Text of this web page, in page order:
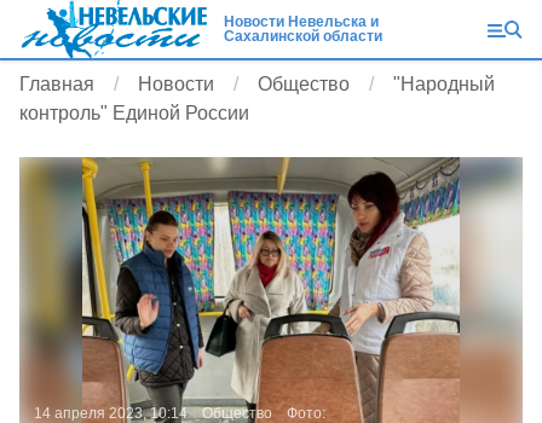
Новости Невельска и
Сахалинской области
Главная Новости Общество
"Народный
контроль" Единой России
14 апреля 2023, 10:14 Общество Фото: